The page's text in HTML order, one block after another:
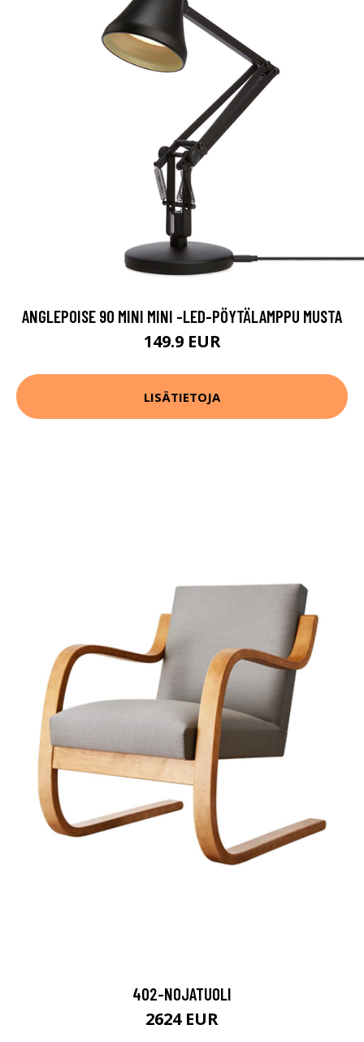
ANGLEPOISE 90 MINI MINI -LED-PÖYTÄLAMPPU MUSTA
149.9 EUR
LISÄTIETOJA
402-NOJATUOLI
2624 EUR